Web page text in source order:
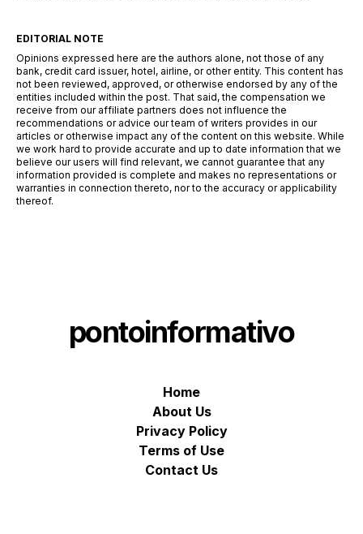
EDITORIAL NOTE
Opinions expressed here are the authors alone, not those of any
bank, credit card issuer, hotel, airline, or other entity. This content has
not been reviewed, approved, or otherwise endorsed by any of the
entities included within the post. That said, the compensation we
receive from our affiliate partners does not influence the
recommendations or advice our team of writers provides in our
articles or otherwise impact any of the content on this website. While
we work hard to provide accurate and up to date information that we
believe our users will find relevant, we cannot guarantee that any
information provided is complete and makes no representations or
warranties in connection thereto, nor to the accuracy or applicability
thereof.
pontoinformativo
Home
About Us
Privacy Policy
Terms of Use
Contact Us